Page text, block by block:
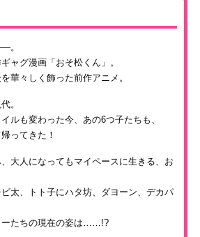
。
ャグ漫画「おそ松くん」。
華々しく飾った前作アニメ。
。
ルも変わった今、あの6つ子たちも、
ってきた！
大人になってもマイペースに生きる、お
太、トト子にハタ坊、ダヨーン、デカパ
ーたちの現在の姿は……!?